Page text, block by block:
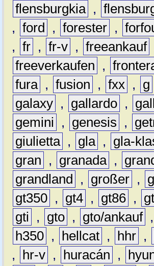
flensburgkia ,
, ford , forester ,
, fr , fr-v , freeankauf
freeverkaufen
,
fura , fusion , fxx , g
galaxy , gallardo ,
gemini
, genesis ,
giulietta , gla , gla-
gran
, granada ,
grandland
, großer ,
gt350 , gt4 , gt86 ,
gti
, gto , gto/ankauf ,
h350 , hellcat , hhr ,
,
hr-v , huracán ,